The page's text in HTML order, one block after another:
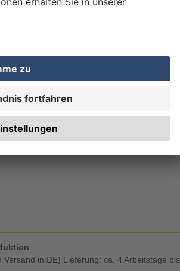
Versand in DE) Lieferung: ca. 4 Arbeitstage bis